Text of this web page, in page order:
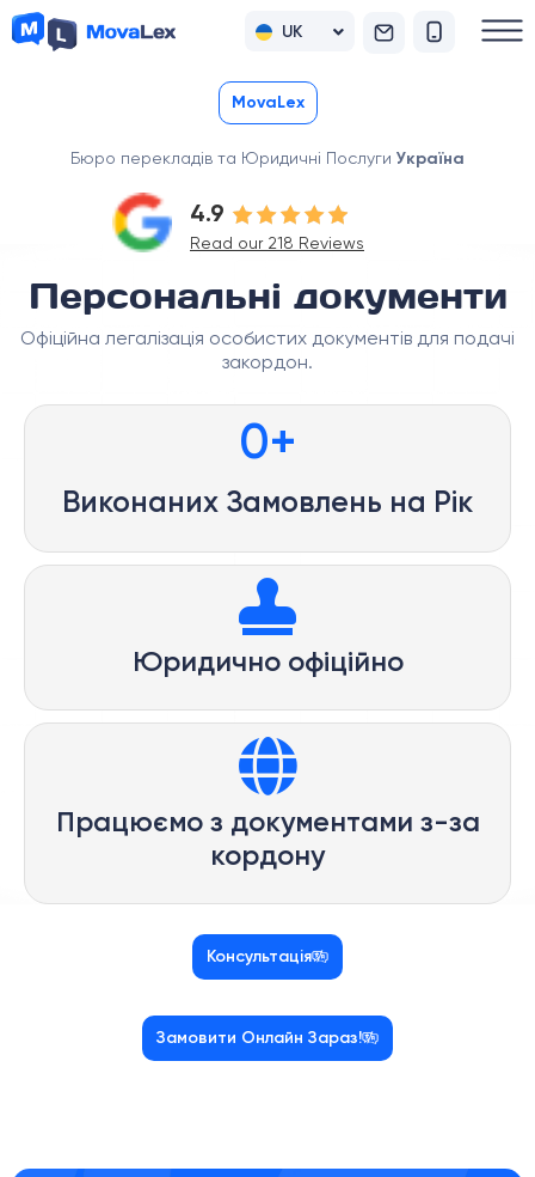
UK
RU
MovaLex
Бюро перекладів та Юридичні Послуги Україна
4.9
Read our 218 Reviews
Персональні документи
Офіційна легалізація особистих документів для подачі
закордон.
Виконаних Замовлень на Рік
0+
Юридично офіційно
Працюємо з документами з-за
кордону
Консультація
Замовити Онлайн Зараз!